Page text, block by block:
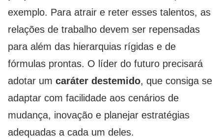
exemplo. Para atrair e reter esses talentos, as
relações de trabalho devem ser repensadas
para além das hierarquias rígidas e de
fórmulas prontas. O líder do futuro precisará
adotar um caráter destemido, que consiga se
adaptar com facilidade aos cenários de
mudança, inovação e planejar estratégias
adequadas a cada um deles.